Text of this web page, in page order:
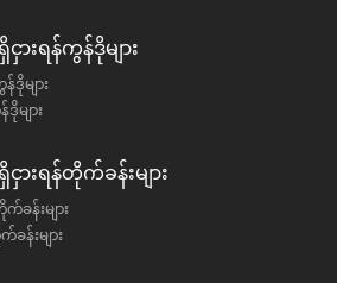
းရန်ကွန်ဒိုများ
များ
များ
းရန်တိုက်ခန်းများ
န်းများ
န်းများ